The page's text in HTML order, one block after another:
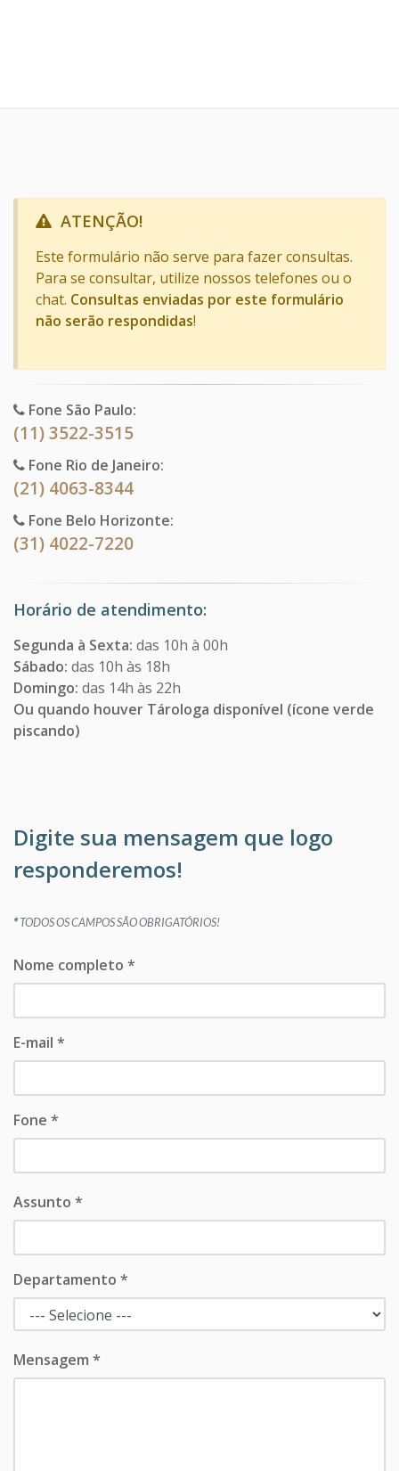
ATENÇÃO!
Este formulário não serve para fazer consultas.
Para se consultar, utilize nossos telefones ou o
chat. Consultas enviadas por este formulário
não serão respondidas!
Fone São Paulo:
(11) 3522-3515
Fone Rio de Janeiro:
(21) 4063-8344
Fone Belo Horizonte:
(31) 4022-7220
Horário de atendimento:
Segunda à Sexta: das 10h à 00h
Sábado: das 10h às 18h
Domingo: das 14h às 22h
Ou quando houver Tárologa disponível (ícone verde
piscando)
Digite sua mensagem que logo
responderemos!
*TODOS OS CAMPOS SÃO OBRIGATÓRIOS!
Nome completo *
E-mail *
Fone *
Assunto *
Departamento *
Mensagem *